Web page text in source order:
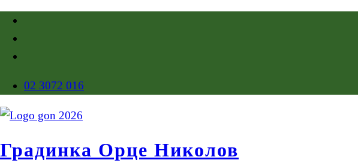
02 3072 016
Градинка Орце Николов